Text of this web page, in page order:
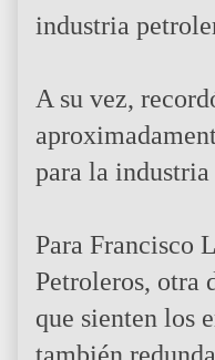
industria
A su vez,
para la
Para Francisco
Petroleros, otra
que sienten los